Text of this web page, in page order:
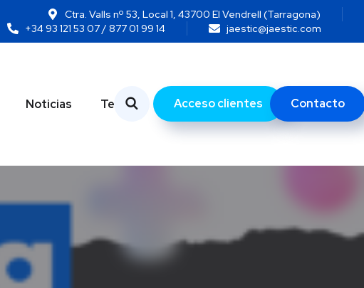
Ctra. Valls nº 53, Local 1, 43700 El Vendrell (Tarragona)
+34 93 121 53 07 / 877 01 99 14
jaestic@jaestic.com
Noticias Temas Acceso clientes Contacto